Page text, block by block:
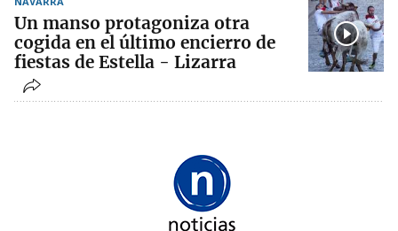
Un manso protagoniza otra
cogida en el último encierro de
fiestas de Estella - Lizarra